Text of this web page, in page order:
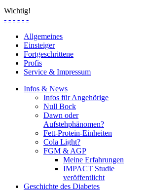
Wichtig!
- - - - - -
Allgemeines
Einsteiger
Fortgeschrittene
Profis
Service & Impressum
Infos & News
Infos für Angehörige
Null Bock
Dawn oder
Aufstehphänomen?
Fett-Protein-Einheiten
Cola Light?
FGM & AGP
Meine Erfahrungen
IMPACT Studie
veröffentlicht
Geschichte des Diabetes